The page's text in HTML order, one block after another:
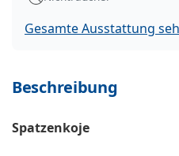
Gesamte Ausstattung
Beschreibung
Spatzenkoje